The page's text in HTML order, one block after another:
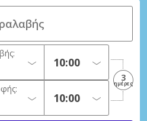
3
ημέρες